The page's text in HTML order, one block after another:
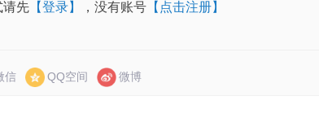
请先 【登录】 ，没有账号 【点击注册】
信 QQ空间 微博